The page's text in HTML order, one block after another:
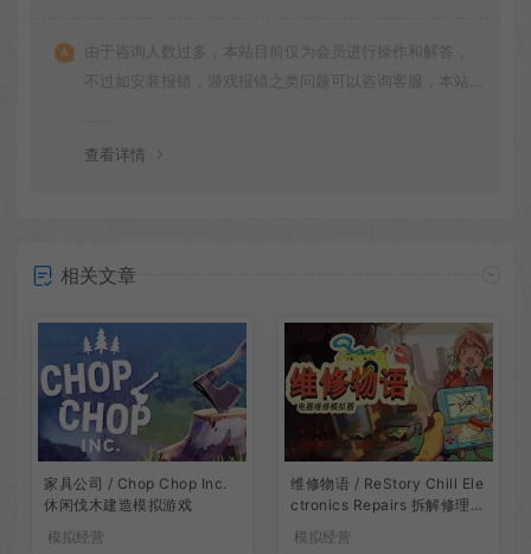
由于咨询人数过多，本站目前仅为会员进行操作和解答，
不过如安装报错，游戏报错之类问题可以咨询客服，本站
查看详情
相关文章
家具公司 / Chop Chop Inc.
休闲伐木建造模拟游戏
模拟经营
维修物语 / ReStory Chill Ele
ctronics Repairs 拆解修理模
模拟经营